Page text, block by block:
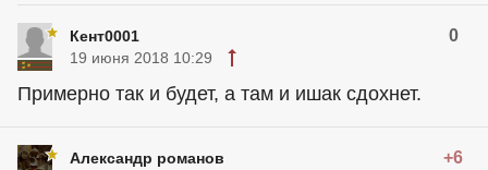
Кент0001 0
19 июня 2018 10:29
Примерно так и будет, а там и ишак сдохнет.
Александр романов +6